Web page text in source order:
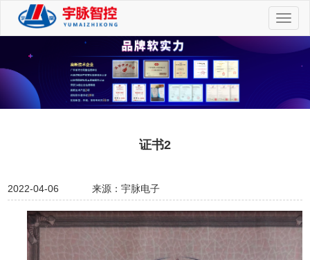
切
换
证书2
2022-04-06 来源：宇脉电子